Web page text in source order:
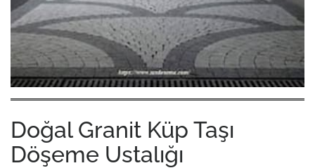
Doğal Granit Küp Taşı
Döşeme Ustalığı